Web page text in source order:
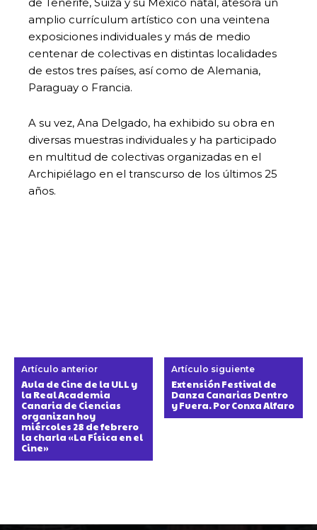
amplio currículum artístico con una veintena
exposiciones individuales y más de medio
centenar de colectivas en distintas localidades
de estos tres países, así como de Alemania,
Paraguay o Francia.
A su vez, Ana Delgado, ha exhibido su obra en
diversas muestras individuales y ha participado
en multitud de colectivas organizadas en el
Archipiélago en el transcurso de los últimos 25
años.
Artículo anterior
Aula de Cine de la ULL y
la Real Academia
Canaria de Ciencias
organizan hoy
miércoles 28 de febrero
la charla «La Física en el
Cine»
Artículo siguiente
Extensión Festival de
Danza Canarias Dentro
y Fuera. Por Conxa Alfaro